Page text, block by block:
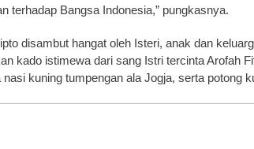
terhadap Bangsa Indonesia,” pungkasnya.
disambut hangat oleh Isteri, anak dan
kado istimewa dari sang Istri tercinta Arofah
kuning tumpengan ala Jogja, serta potong